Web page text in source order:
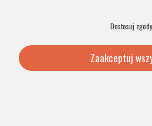
© 2026 Argon Lampy. All Rights
Dostosuj zgody
Zaakceptuj